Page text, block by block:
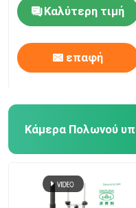
αντιολισθητικών
αλυσίδων
σωληνώσεων CCTV
Καλύτερη τιμή
επαφή
Κάμερα Πολωνού